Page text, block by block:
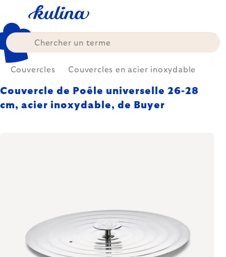
content
Couvercles Couvercles en acier inoxydable
Couvercle de Poêle universelle 26-28
cm, acier inoxydable, de Buyer